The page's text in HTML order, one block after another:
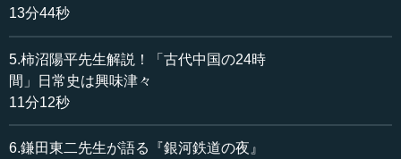
radio@10mtv.jp
13分44秒
5.柿沼陽平先生解説！「古代中国の24時
間」日常史は興味津々
11分12秒
6.鎌田東二先生が語る『銀河鉄道の夜』